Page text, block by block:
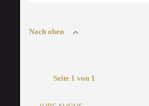
Nach oben
Seite 1 von 1